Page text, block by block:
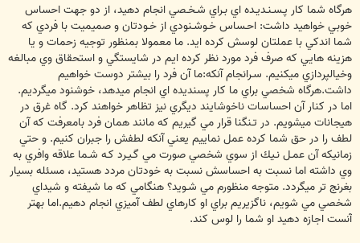
هرگاه شما كار پـسـنـديـده اي بـراي شـخـصي انجام دهيد، از دو جهت احساس
خوبي خواهيد داشت: احـساس خـوشـنودي از خـودتان و صميميت با فردي كه
شما اندكي با عملتان لوسش كرده ايد. ما معمولا بمنظور توجيه زحمات و يا
هزينه هايي كه صرف فرد مورد نظر كرده ايم در شايستگي و استحقاق وي مبالغه
وخيالپردازي ميكنيم. سـرانجام آنكه:ما آن فرد را بيشتر دوست خواهيم
داشت.هرگاه شخصي براي ما كار پسنديده اي انجام ميدهد، خوشنود ميگرديم.
اما در كنار آن احساسات ناخوشايند ديگري نيز تظاهر خواهند كرد. گاه غرق در
هيجانات ميشويم. در تـنگنا قرار مي گيريم كه مانند همان فرد بامعرفت كه آن
لطف را در حق شما كرده عمل نماييم يعني آنكه لطفش را جبران كنيم. و حتي
زمانيكه آن عمـل نـيك از سوي شخصي صورت مي گـيـرد كـه شـما علاقه وافري به
وي داشته اما نسبت به احساسش نسبت به خودتان مردد هستيد، مسئله بسيار
بغرنج تر ميگردد. متوجه منظورم مي شـويد؟ هنگامي كه ما شيفته و شيداي
شخصي مي شويم، ناگزيريم براي او كارهاي لطف آميزي انجام دهيم.اما بهتر
آنست اجازه دهيد او شما را لوس كند.